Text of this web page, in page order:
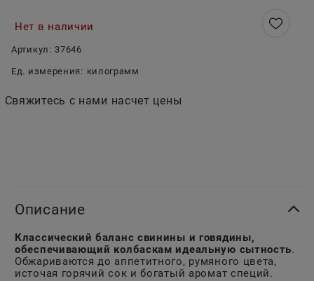
Нет в наличии
Артикул: 37646
Ед. измерения: килограмм
Свяжитесь с нами насчет цены
Описание
Классический баланс свинины и говядины,
обеспечивающий колбаскам идеальную сытность.
Обжариваются до аппетитного, румяного цвета,
источая горячий сок и богатый аромат специй.